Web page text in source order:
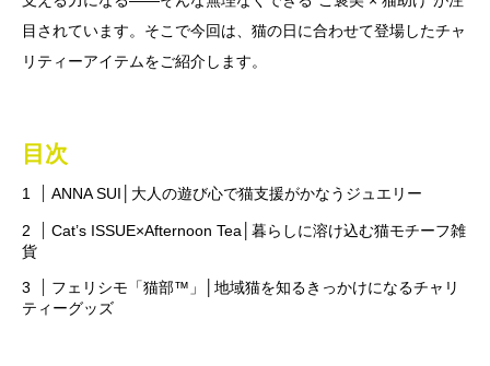
目されています。そこで今回は、猫の日に合わせて登場したチャ
リティーアイテムをご紹介します。
目次
ANNA SUI│大人の遊び心で猫支援がかなうジュエリー
Cat’s ISSUE×Afternoon Tea│暮らしに溶け込む猫モチーフ雑
貨
フェリシモ「猫部™」│地域猫を知るきっかけになるチャリ
ティーグッズ